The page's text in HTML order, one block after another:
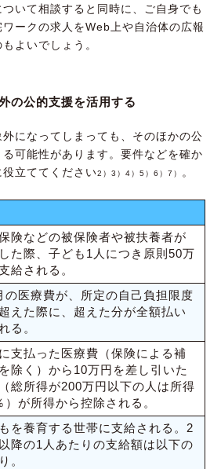
いて相談すると同時に、ご自身でも
ークの求人をWeb上や自治体の広報
よいでしょう。
の公的支援を活用する
になってしまっても、そのほかの公
可能性があります。要件などを確か
立ててください2）3）4）5）6）7） 。
険などの被保険者や被扶養者が
た際、子ども1人につき原則50万
給される。
の医療費が、所定の自己負担限度
えた際に、超えた分が全額払い
る。
支払った医療費（保険による補
除く）から10万円を差し引いた
総所得が200万円以下の人は所得
）が所得から控除される。
を養育する世帯に支給される。2
降の1人あたりの支給額は以下の
。